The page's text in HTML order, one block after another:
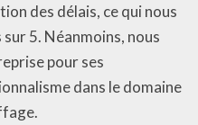
des délais, ce qui nous
5. Néanmoins, nous
pour ses
dans le domaine